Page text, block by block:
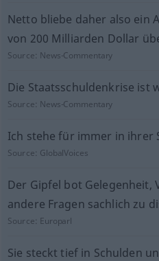
Netto bliebe daher also ein
von 200 Milliarden Dollar
Source: News-Commentary
Die Staatsschuldenkrise ist
Source: News-Commentary
Ich stehe für immer in ihrer
Source: GlobalVoices
Der Gipfel bot Gelegenheit,
andere Fragen sachlich zu
Source: Europarl
Sie steckt tief in Schulden